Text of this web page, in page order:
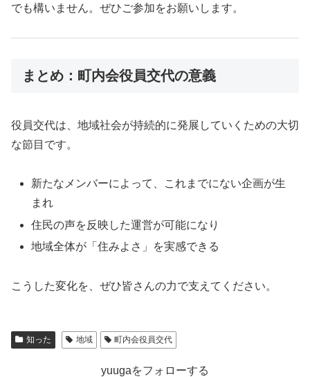
でも構いません。ぜひご参加をお願いします。
まとめ：町内会役員交代の意義
役員交代は、地域社会が持続的に発展していくための大切
な節目です。
新たなメンバーによって、これまでにない企画が生
まれ
住民の声を反映した運営が可能になり
地域全体が「住みよさ」を実感できる
こうした変化を、ぜひ皆さんの力で支えてください。
知った 地域 町内会役員交代
yuugaをフォローする